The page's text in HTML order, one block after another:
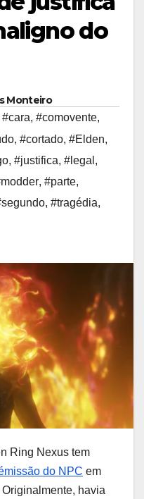
do
Monteiro
#cara, #comovente,
, #cortado, #Elden,
, #justifica, #legal ,
, #parte,
, #tragédia,
Ring Nexus tem
missão do NPC em
havia